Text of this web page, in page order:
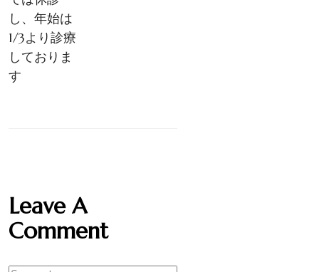
し、年始は
1/3より診療
しておりま
す
Leave A
Comment